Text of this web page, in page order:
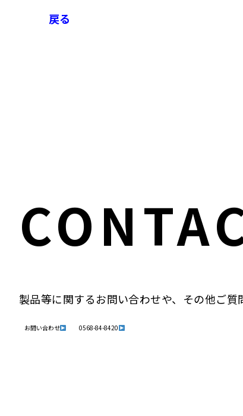
戻る
製品等に関するお問い合わせや、その他ご質
お問い合わせ 0568-84-8420